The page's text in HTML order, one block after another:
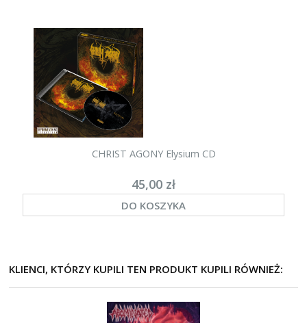
CHRIST AGONY Elysium CD
45,00 zł
DO KOSZYKA
KLIENCI, KTÓRZY KUPILI TEN PRODUKT KUPILI RÓWNIEŻ: